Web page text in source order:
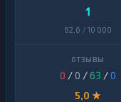
1
62,6 / 10 000
0 / 0 /63 /0
5,0 ★